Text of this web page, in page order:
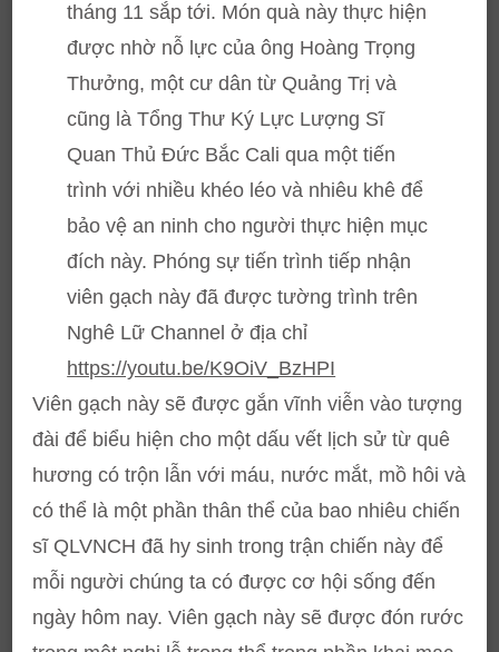
tháng 11 sắp tới. Món quà này thực hiện
được nhờ nỗ lực của ông Hoàng Trọng
Thưởng, một cư dân từ Quảng Trị và
cũng là Tổng Thư Ký Lực Lượng Sĩ
Quan Thủ Đức Bắc Cali qua một tiến
trình với nhiều khéo léo và nhiêu khê để
bảo vệ an ninh cho người thực hiện mục
đích này. Phóng sự tiến trình tiếp nhận
viên gạch này đã được tường trình trên
Nghê Lữ Channel ở địa chỉ
https://youtu.be/K9OiV_BzHPI
Viên gạch này sẽ được gắn vĩnh viễn vào tượng
đài để biểu hiện cho một dấu vết lịch sử từ quê
hương có trộn lẫn với máu, nước mắt, mồ hôi và
có thể là một phần thân thể của bao nhiêu chiến
sĩ QLVNCH đã hy sinh trong trận chiến này để
mỗi người chúng ta có được cơ hội sống đến
ngày hôm nay. Viên gạch này sẽ được đón rước